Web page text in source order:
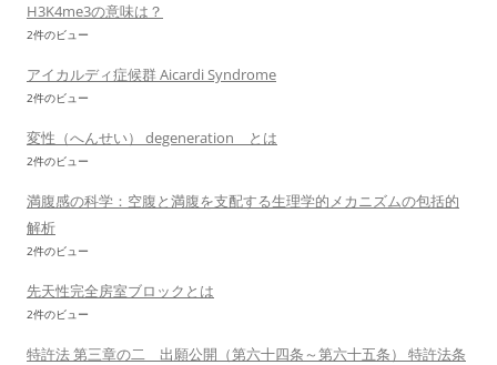
H3K4me3の意味は？
2件のビュー
アイカルディ症候群 Aicardi Syndrome
2件のビュー
変性（へんせい） degeneration とは
2件のビュー
満腹感の科学：空腹と満腹を支配する生理学的メカニズムの包括的
解析
2件のビュー
先天性完全房室ブロックとは
2件のビュー
特許法 第三章の二 出願公開（第六十四条～第六十五条） 特許法条